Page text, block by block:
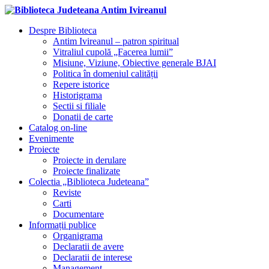
Despre Biblioteca
Antim Ivireanul – patron spiritual
Vitraliul cupolă „Facerea lumii”
Misiune, Viziune, Obiective generale BJAI
Politica în domeniul calității
Repere istorice
Historigrama
Sectii si filiale
Donatii de carte
Catalog on-line
Evenimente
Proiecte
Proiecte in derulare
Proiecte finalizate
Colectia „Biblioteca Judeteana”
Reviste
Carti
Documentare
Informații publice
Organigrama
Declaratii de avere
Declaratii de interese